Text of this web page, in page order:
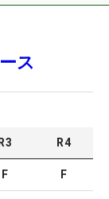
ス
R3 R4
F F